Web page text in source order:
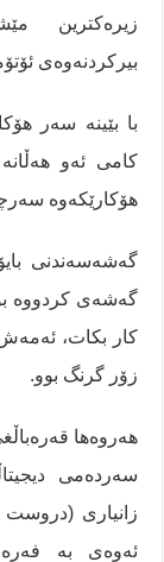
زیرەکترین
بیرکردنەوەی
با بێینە سەر
کامی ئەو
هۆکارێکەوە
گەشەسەندنی
گەشەی کردووە
کار بکات، ئەمەش
زۆر گرنگ بوو.
هەروەها
سەردەمی
زانیاری
ئەوەی بە